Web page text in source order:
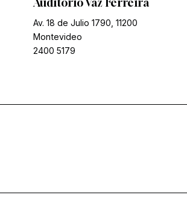
Av. 18 de Julio 1790, 11200
Montevideo
2400 5179